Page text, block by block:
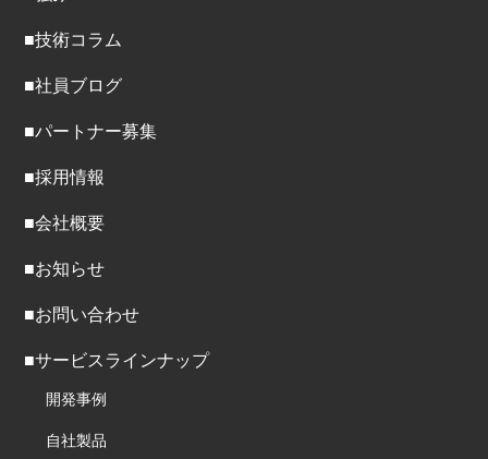
■技術コラム
■社員ブログ
■パートナー募集
■採用情報
■会社概要
■お知らせ
■お問い合わせ
■サービスラインナップ
開発事例
自社製品